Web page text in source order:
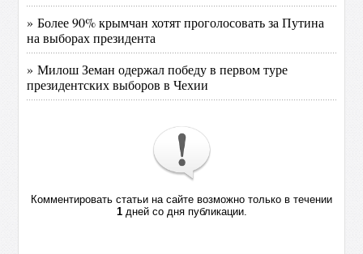
» Более 90% крымчан хотят проголосовать за Путина
на выборах президента
» Милош Земан одержал победу в первом туре
президентских выборов в Чехии
Комментировать статьи на сайте возможно только в течении
1дней со дня публикации.